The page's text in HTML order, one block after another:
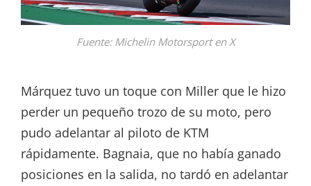
Fuente: Michelin Motorsport en X
Márquez tuvo un toque con Miller que le hizo
perder un pequeño trozo de su moto, pero
pudo adelantar al piloto de KTM
rápidamente. Bagnaia, que no había ganado
posiciones en la salida, no tardó en adelantar